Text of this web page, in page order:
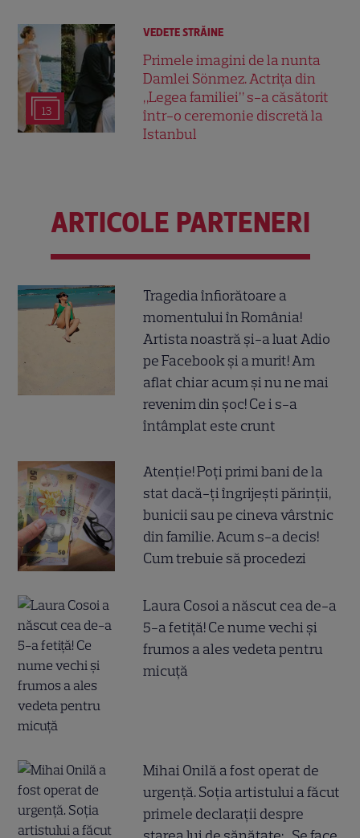
13
VEDETE STRĂINE
Primele imagini de la nunta
Damlei Sönmez. Actrița din
„Legea familiei” s-a căsătorit
într-o ceremonie discretă la
Istanbul
ARTICOLE PARTENERI
Tragedia înfiorătoare a
momentului în România!
Artista noastră și-a luat Adio
pe Facebook și a murit! Am
aflat chiar acum și nu ne mai
revenim din șoc! Ce i s-a
întâmplat este crunt
Atenție! Poți primi bani de la
stat dacă-ți îngrijești părinții,
bunicii sau pe cineva vârstnic
din familie. Acum s-a decis!
Cum trebuie să procedezi
Laura Cosoi a născut cea de-a
5-a fetiță! Ce nume vechi și
frumos a ales vedeta pentru
micuță
Mihai Onilă a fost operat de
urgență. Soția artistului a făcut
primele declarații despre